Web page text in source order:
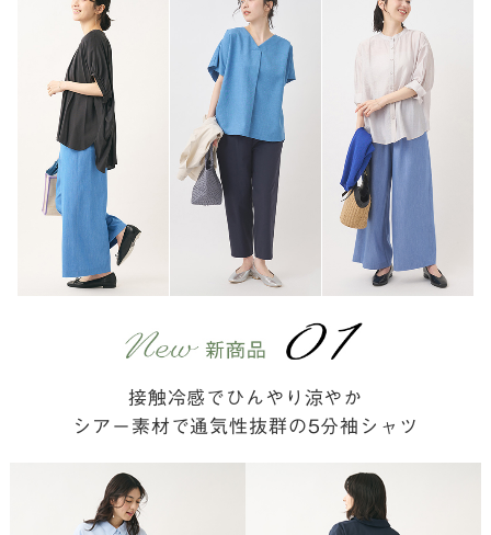
接触冷感でひんやり涼やか
シアー素材で通気性抜群の5分袖シャツ